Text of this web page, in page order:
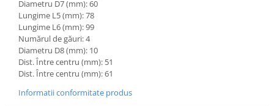
Radiatoare AC
Piese frana
Discuri de frana
Etrieri
Pompa de frana - cilindru de frana
Piese Wacker Neuson
Piese David Brown
Piese Mc Cormick
Piese Lamborghini
Piese Same
Diametru D7 (mm): 60
Lungime L5 (mm): 78
Lungime L6 (mm): 99
Numărul de găuri: 4
Diametru D8 (mm): 10
Dist. Între centru (mm): 51
Dist. Între centru (mm): 61
Informatii conformitate produs